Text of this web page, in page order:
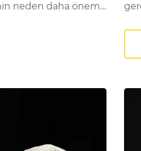
neden daha önemli
Saç Ekimi (ARTAS /